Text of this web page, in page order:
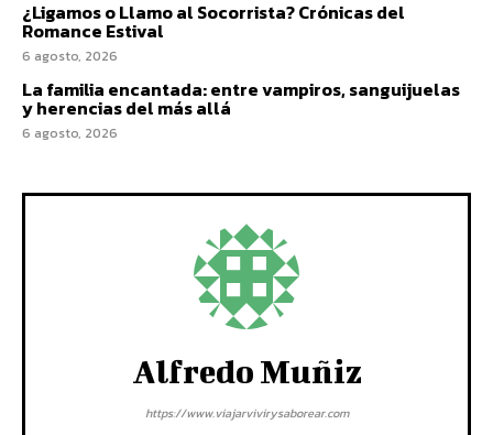
¿Ligamos o Llamo al Socorrista? Crónicas del
Romance Estival
6 agosto, 2026
La familia encantada: entre vampiros, sanguijuelas
y herencias del más allá
6 agosto, 2026
Alfredo Muñiz
https://www.viajarvivirysaborear.com